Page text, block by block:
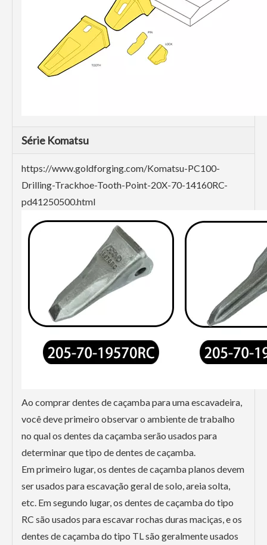
Série Komatsu
https://www.goldforging.com/Komatsu-PC100-
Drilling-Trackhoe-Tooth-Point-20X-70-14160RC-
pd41250500.html
Ao comprar dentes de caçamba para uma escavadeira,
você deve primeiro observar o ambiente de trabalho
no qual os dentes da caçamba serão usados ​​para
determinar que tipo de dentes de caçamba.
Em primeiro lugar, os dentes de caçamba planos devem
ser usados ​​para escavação geral de solo, areia solta,
etc. Em segundo lugar, os dentes de caçamba do tipo
RC são usados ​​para escavar rochas duras maciças, e os
dentes de caçamba do tipo TL são geralmente usados ​​